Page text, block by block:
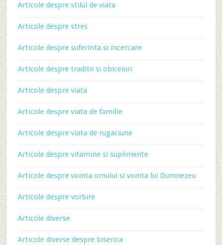
Articole despre stilul de viata
Articole despre stres
Articole despre suferinta si incercare
Articole despre traditii si obiceiuri
Articole despre viata
Articole despre viata de familie
Articole despre viata de rugaciune
Articole despre vitamine si suplimente
Articole despre vointa omului si vointa lui Dumnezeu
Articole despre vorbire
Articole diverse
Articole diverse despre biserica